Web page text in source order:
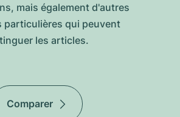
mais également d'autres
particulières qui peuvent
les articles.
Comparer